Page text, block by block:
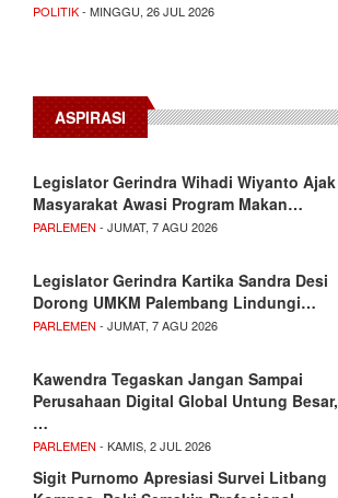
POLITIK- MINGGU, 26 JUL 2026
ASPIRASI
Legislator Gerindra Wihadi Wiyanto Ajak
Masyarakat Awasi Program Makan…
PARLEMEN - JUMAT, 7 AGU 2026
Legislator Gerindra Kartika Sandra Desi
Dorong UMKM Palembang Lindungi…
PARLEMEN - JUMAT, 7 AGU 2026
Kawendra Tegaskan Jangan Sampai
Perusahaan Digital Global Untung Besar,
…
PARLEMEN - KAMIS, 2 JUL 2026
Sigit Purnomo Apresiasi Survei Litbang